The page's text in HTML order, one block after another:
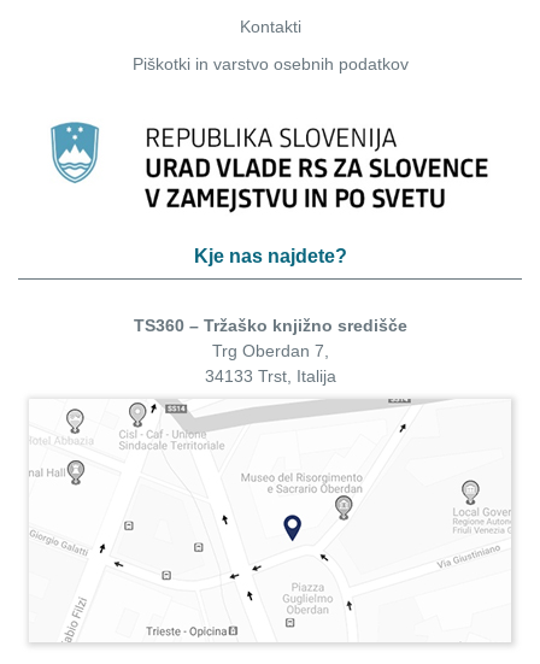
Kontakti
Piškotkiin varstvo osebnih podatkov
Kje nas najdete?
TS360 – Tržaško knjižno središče
Trg Oberdan 7,
34133 Trst, Italija